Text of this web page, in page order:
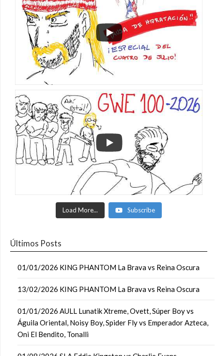
Load More... Subscribe
Últimos Posts
01/01/2026 KING PHANTOM La Brava vs Reina Oscura
13/02/2026 KING PHANTOM La Brava vs Reina Oscura
01/01/2026 AULL Lunatik Xtreme, Ovett, Súper Boy vs
Águila Oriental, Noisy Boy, Spider Fly vs Emperador Azteca,
Oni El Bendito, Tonalli